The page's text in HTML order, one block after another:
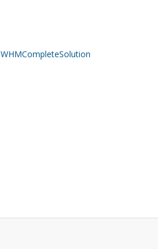
WHMCompleteSolution